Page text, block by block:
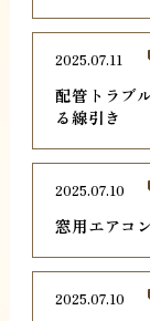
配管トラブ
る線引き
2025.07.11
窓用エアコ
2025.07.10
2025.07.10